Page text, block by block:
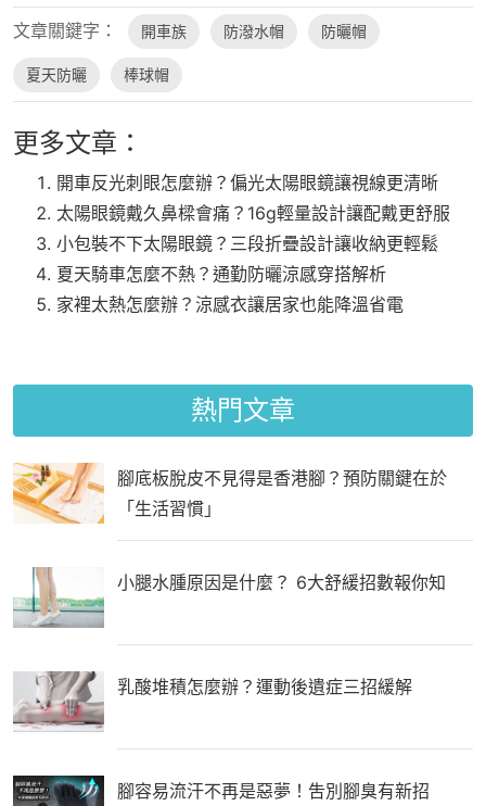
文章關鍵字： 開車族 防潑水帽 防曬帽
夏天防曬 棒球帽
更多文章：
開車反光刺眼怎麼辦？偏光太陽眼鏡讓視線更清晰
太陽眼鏡戴久鼻樑會痛？16g輕量設計讓配戴更舒服
小包裝不下太陽眼鏡？三段折疊設計讓收納更輕鬆
夏天騎車怎麼不熱？通勤防曬涼感穿搭解析
家裡太熱怎麼辦？涼感衣讓居家也能降溫省電
熱門文章
腳底板脫皮不見得是香港腳？預防關鍵在於
「生活習慣」
小腿水腫原因是什麼？ 6大舒緩招數報你知
乳酸堆積怎麼辦？運動後遺症三招緩解
腳容易流汗不再是惡夢！吿別腳臭有新招